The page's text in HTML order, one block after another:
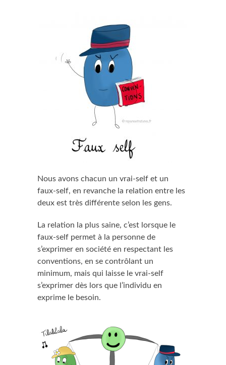
Nous avons chacun un vrai-self et un
faux-self, en revanche la relation entre les
deux est très différente selon les gens.
La relation la plus saine, c’est lorsque le
faux-self permet à la personne de
s’exprimer en société en respectant les
conventions, en se contrôlant un
minimum, mais qui laisse le vrai-self
s’exprimer dès lors que l’individu en
exprime le besoin.